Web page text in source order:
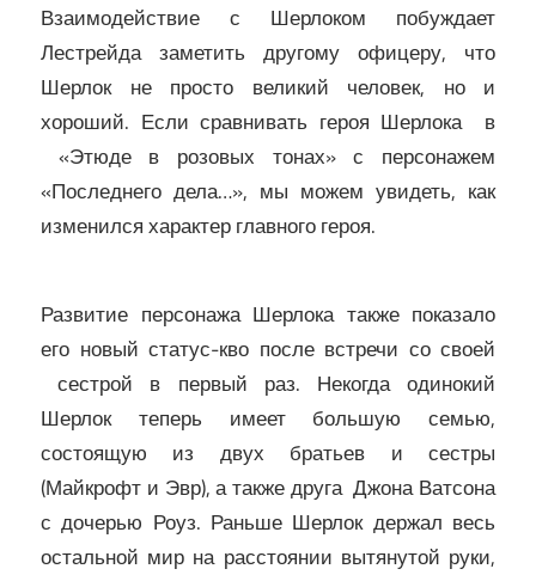
Взаимодействие с Шерлоком побуждает
Лестрейда заметить другому офицеру, что
Шерлок не просто великий человек, но и
хороший. Если сравнивать героя Шерлока в
«Этюде в розовых тонах» с персонажем
«Последнего дела…», мы можем увидеть, как
изменился характер главного героя.
Развитие персонажа Шерлока также показало
его новый статус-кво после встречи со своей
сестрой в первый раз. Некогда одинокий
Шерлок теперь имеет большую семью,
состоящую из двух братьев и сестры
(Майкрофт и Эвр), а также друга Джона Ватсона
с дочерью Роуз. Раньше Шерлок держал весь
остальной мир на расстоянии вытянутой руки,